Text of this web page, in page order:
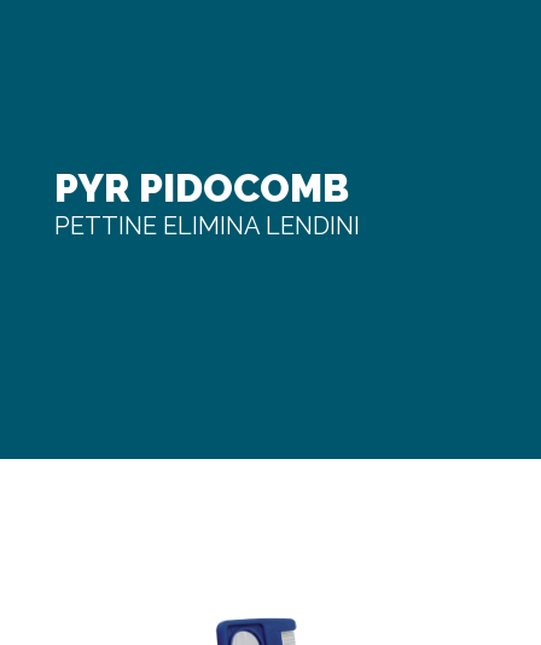
PYR PIDOCOMB
PETTINE ELIMINA LENDINI